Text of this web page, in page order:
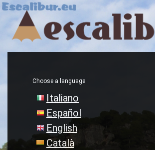
Choose a language
Italiano
Español
English
Català